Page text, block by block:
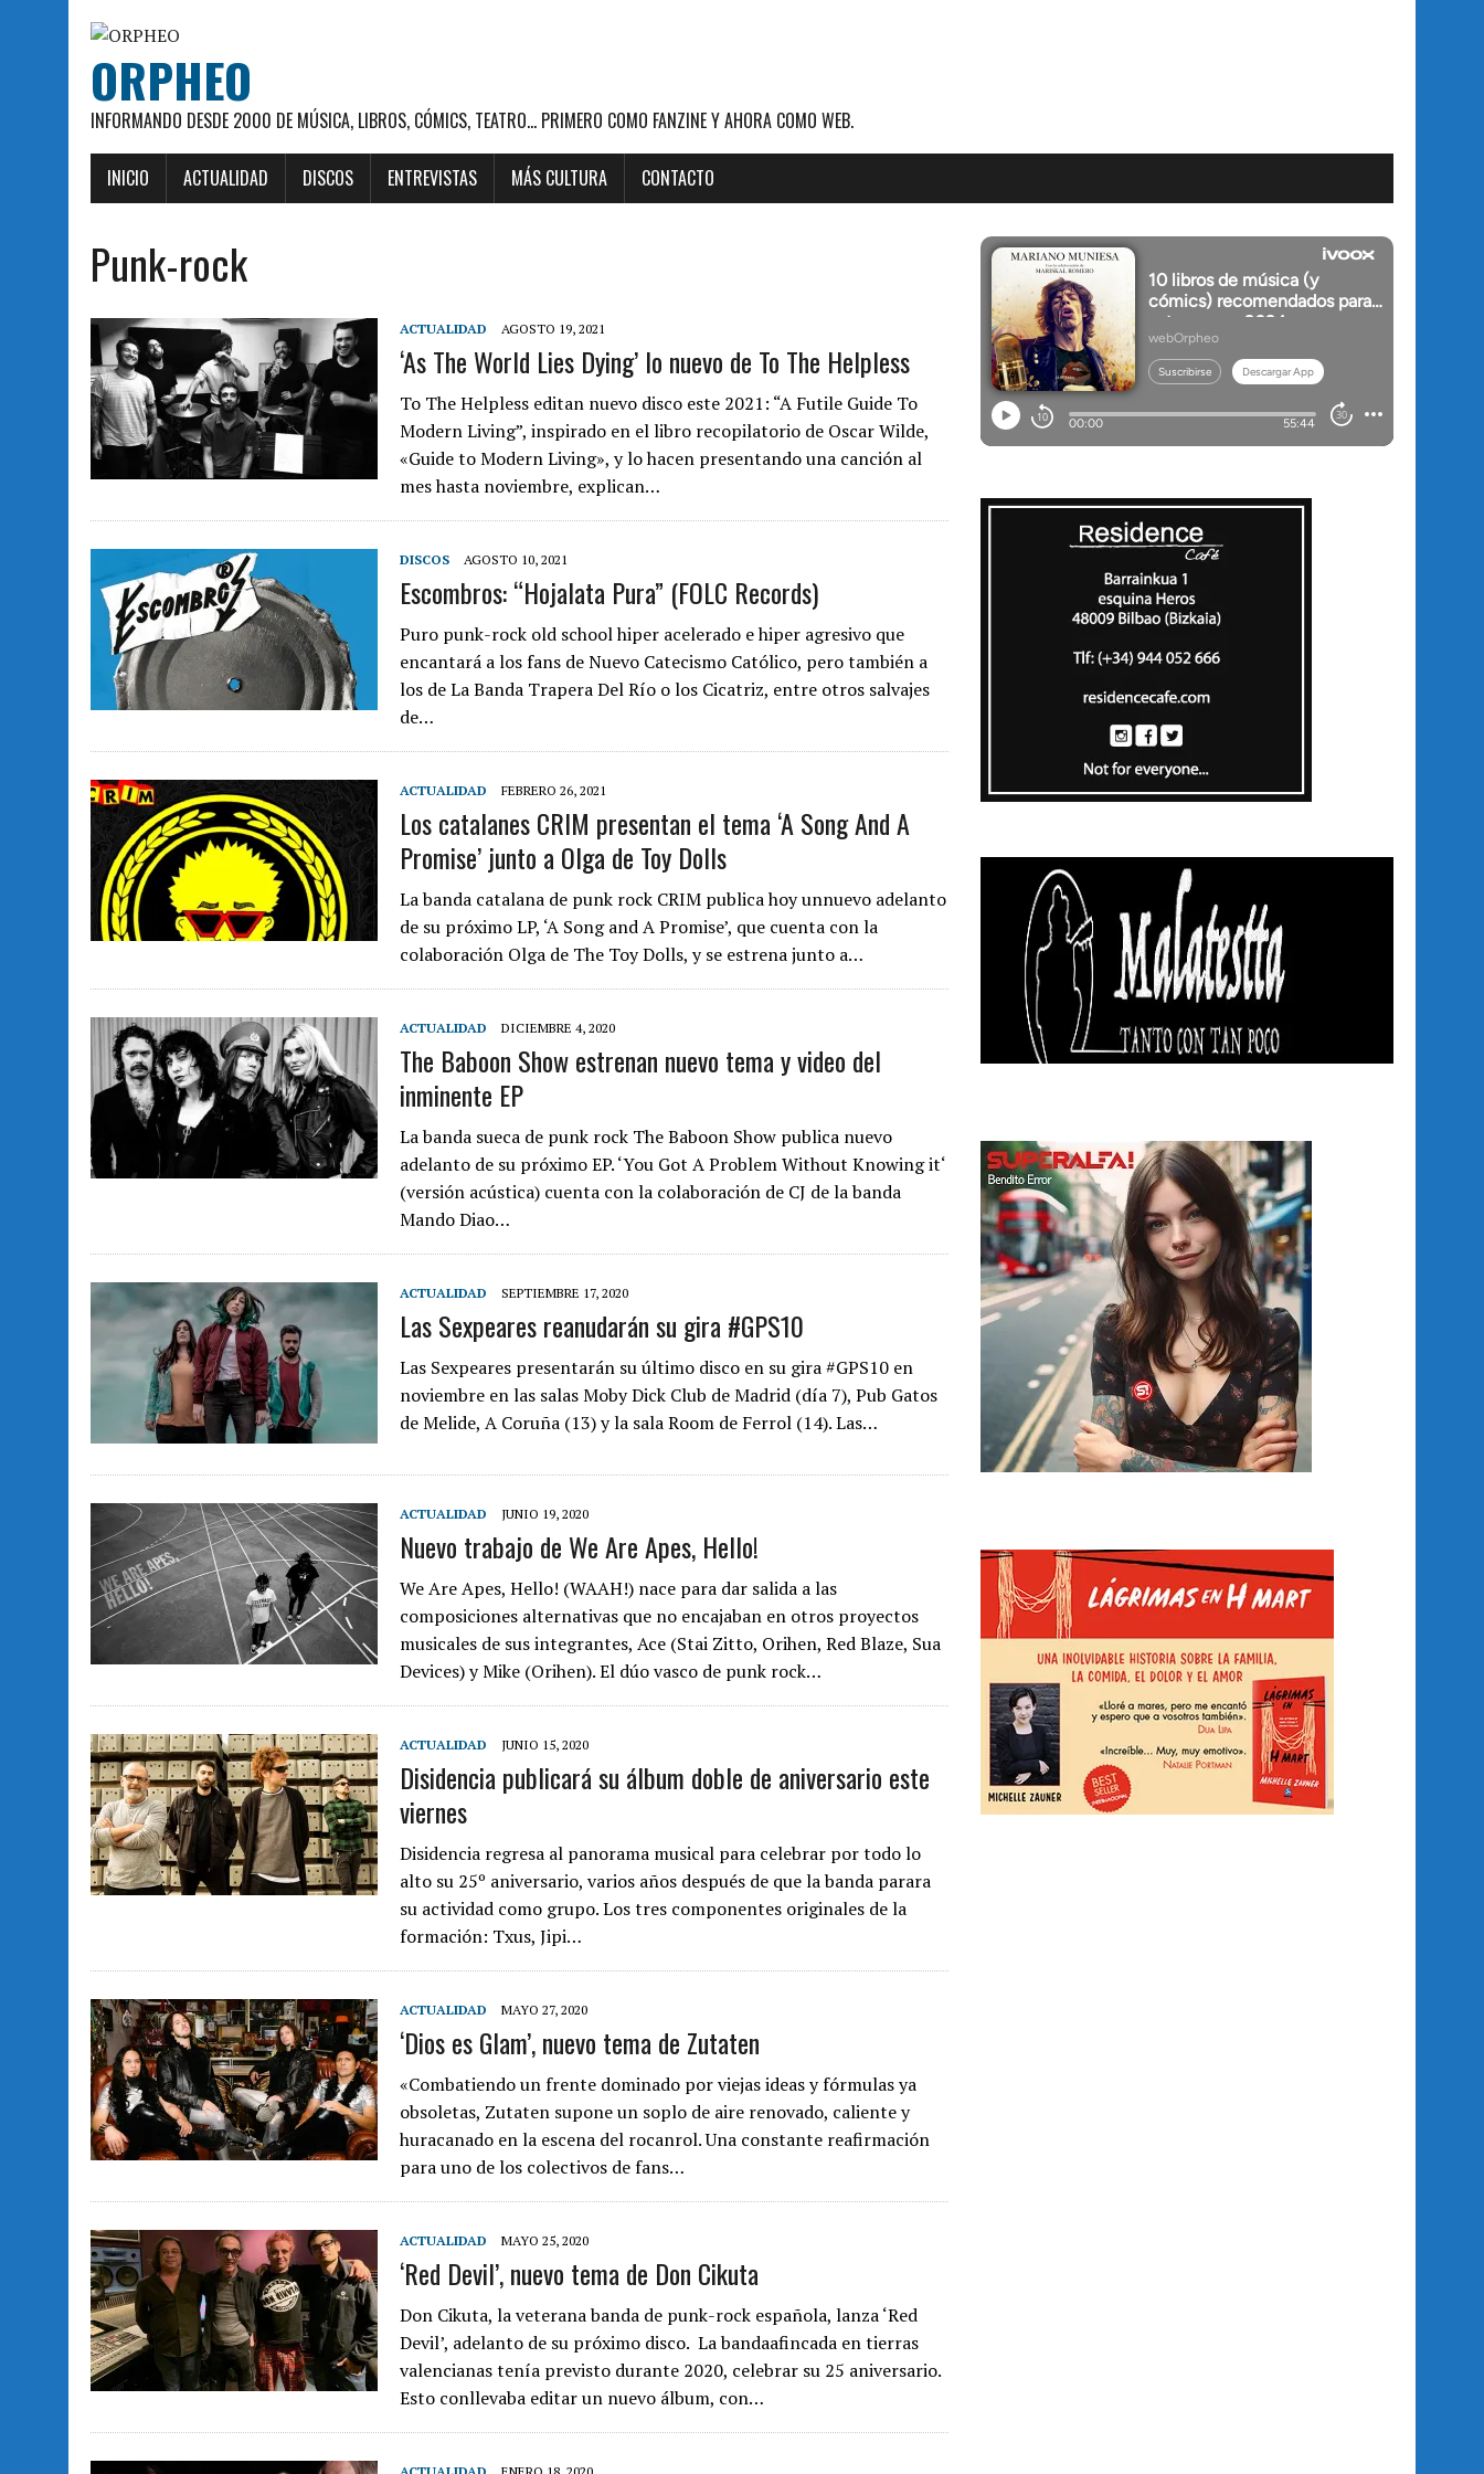
ORPHEO
INFORMANDO DESDE 2000 DE MÚSICA, LIBROS, CÓMICS, TEATRO... PRIMERO COMO FANZINE Y AHORA COMO WEB.
INICIO ACTUALIDAD DISCOS ENTREVISTAS MÁS CULTURA CONTACTO
Punk-rock
ACTUALIDAD AGOSTO 19, 2021
‘As The World Lies Dying’ lo nuevo de To The Helpless
To The Helpless editan nuevo disco este 2021: “A Futile Guide To
Modern Living”, inspirado en el libro recopilatorio de Oscar Wilde,
«Guide to Modern Living», y lo hacen presentando una canción al
mes hasta noviembre, explican…
DISCOS AGOSTO 10, 2021
Escombros: “Hojalata Pura” (FOLC Records)
Puro punk-rock old school hiper acelerado e hiper agresivo que
encantará a los fans de Nuevo Catecismo Católico, pero también a
los de La Banda Trapera Del Río o los Cicatriz, entre otros salvajes
de…
ACTUALIDAD FEBRERO 26, 2021
Los catalanes CRIM presentan el tema ‘A Song And A
Promise’ junto a Olga de Toy Dolls
La banda catalana de punk rock CRIM publica hoy unnuevo adelanto
de su próximo LP, ‘A Song and A Promise’, que cuenta con la
colaboración Olga de The Toy Dolls, y se estrena junto a…
ACTUALIDAD DICIEMBRE 4, 2020
The Baboon Show estrenan nuevo tema y video del
inminente EP
La banda sueca de punk rock The Baboon Show publica nuevo
adelanto de su próximo EP. ‘You Got A Problem Without Knowing it‘
(versión acústica) cuenta con la colaboración de CJ de la banda
Mando Diao…
ACTUALIDAD SEPTIEMBRE 17, 2020
Las Sexpeares reanudarán su gira #GPS10
Las Sexpeares presentarán su último disco en su gira #GPS10 en
noviembre en las salas Moby Dick Club de Madrid (día 7), Pub Gatos
de Melide, A Coruña (13) y la sala Room de Ferrol (14). Las…
ACTUALIDAD JUNIO 19, 2020
Nuevo trabajo de We Are Apes, Hello!
We Are Apes, Hello! (WAAH!) nace para dar salida a las
composiciones alternativas que no encajaban en otros proyectos
musicales de sus integrantes, Ace (Stai Zitto, Orihen, Red Blaze, Sua
Devices) y Mike (Orihen). El dúo vasco de punk rock…
ACTUALIDAD JUNIO 15, 2020
Disidencia publicará su álbum doble de aniversario este
viernes
Disidencia regresa al panorama musical para celebrar por todo lo
alto su 25º aniversario, varios años después de que la banda parara
su actividad como grupo. Los tres componentes originales de la
formación: Txus, Jipi…
ACTUALIDAD MAYO 27, 2020
‘Dios es Glam’, nuevo tema de Zutaten
«Combatiendo un frente dominado por viejas ideas y fórmulas ya
obsoletas, Zutaten supone un soplo de aire renovado, caliente y
huracanado en la escena del rocanrol. Una constante reafirmación
para uno de los colectivos de fans…
ACTUALIDAD MAYO 25, 2020
‘Red Devil’, nuevo tema de Don Cikuta
Don Cikuta, la veterana banda de punk-rock española, lanza ‘Red
Devil’, adelanto de su próximo disco. La bandaafincada en tierras
valencianas tenía previsto durante 2020, celebrar su 25 aniversario.
Esto conllevaba editar un nuevo álbum, con…